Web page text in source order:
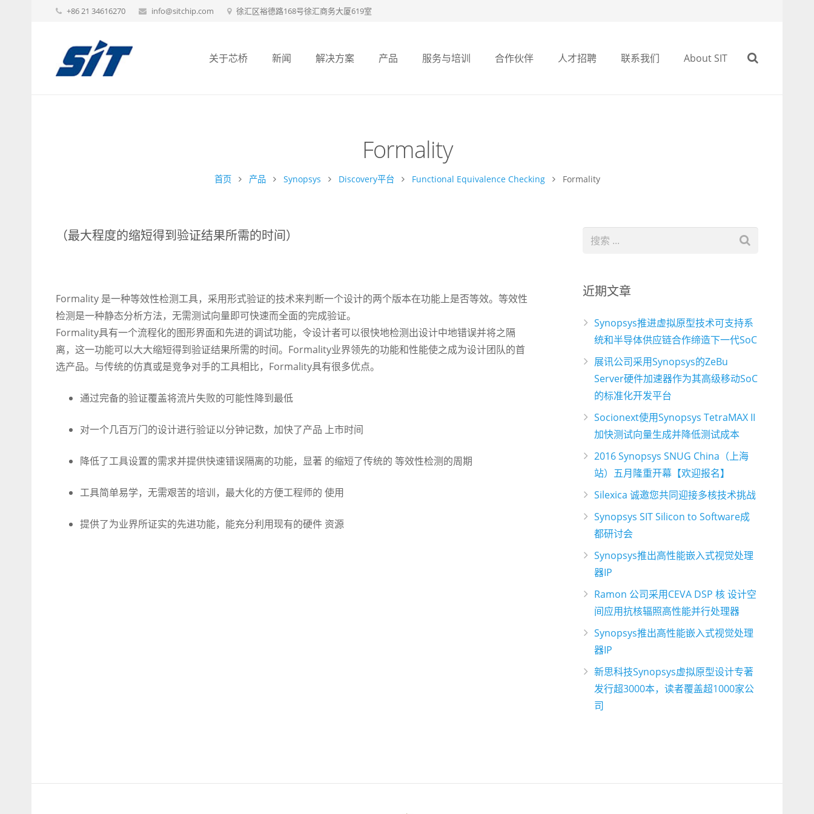
+86 21 34616270 info@sitchip.com 徐汇区裕德路168号徐汇商务大厦619室
关于芯桥 新闻 解决方案 产品 服务与培训 合作伙伴 人才招聘 联系我们 About SIT
Formality
首页 产品 Synopsys Discovery平台 Functional Equivalence Checking Formality
（最大程度的缩短得到验证结果所需的时间）
Formality 是一种等效性检测工具，采用形式验证的技术来判断一个设计的两个版本在功能上是否等效。等效性
检测是一种静态分析方法，无需测试向量即可快速而全面的完成验证。
Formality具有一个流程化的图形界面和先进的调试功能，令设计者可以很快地检测出设计中地错误并将之隔
离，这一功能可以大大缩短得到验证结果所需的时间。Formality业界领先的功能和性能使之成为设计团队的首
选产品。与传统的仿真或是竞争对手的工具相比，Formality具有很多优点。
通过完备的验证覆盖将流片失败的可能性降到最低
对一个几百万门的设计进行验证以分钟记数，加快了产品 上市时间
降低了工具设置的需求并提供快速错误隔离的功能，显著 的缩短了传统的 等效性检测的周期
工具简单易学，无需艰苦的培训，最大化的方便工程师的 使用
提供了为业界所证实的先进功能，能充分利用现有的硬件 资源
近期文章
Synopsys推进虚拟原型技术可支持系
统和半导体供应链合作缔造下一代SoC
展讯公司采用Synopsys的ZeBu
Server硬件加速器作为其高级移动SoC
的标准化开发平台
Socionext使用Synopsys TetraMAX II
加快测试向量生成并降低测试成本
2016 Synopsys SNUG China（上海
站）五月隆重开幕【欢迎报名】
Silexica 诚邀您共同迎接多核技术挑战
Synopsys SIT Silicon to Software成
都研讨会
Synopsys推出高性能嵌入式视觉处理
器IP
Ramon 公司采用CEVA DSP 核 设计空
间应用抗核辐照高性能并行处理器
Synopsys推出高性能嵌入式视觉处理
器IP
新思科技Synopsys虚拟原型设计专著
发行超3000本，读者覆盖超1000家公
司